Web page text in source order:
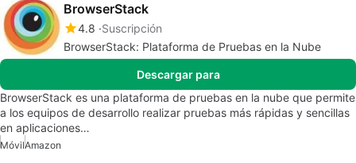
BrowserStack
4.8 Suscripción
BrowserStack: Plataforma de Pruebas en la Nube
Descargar para
BrowserStack es una plataforma de pruebas en la nube que permite
a los equipos de desarrollo realizar pruebas más rápidas y sencillas
en aplicaciones…
MóvilAmazon